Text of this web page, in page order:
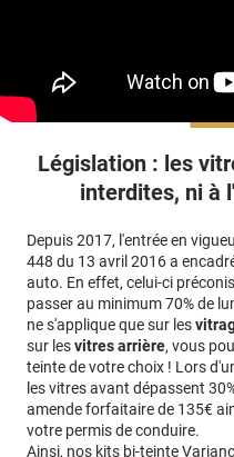
Législation : les
interdites, ni à
Depuis 2017, l'entrée en
448 du 13 avril 2016 a
auto. En effet, celui-ci
passer au minimum 70% de
ne s'applique que sur les
sur lesvitres arrière, vous
teinte de votre choix ! Lors
les vitres avant dépassent
amende forfaitaire de 135€
votre permis de conduire.
Ainsi, nos kits bi-teinte